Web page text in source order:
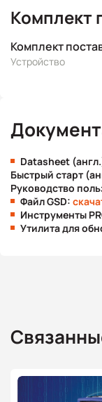
Комплект
Комплект
Устройство
Datasheet
Быстрый старт
Руководство
Файл GSD:
Инструменты
Утилита для